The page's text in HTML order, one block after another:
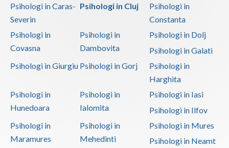
Psihologi in Caras-
Severin
Psihologi in Cluj
Psihologi in
Constanta
Psihologi in
Covasna
Psihologi in
Dambovita
Psihologi in Dolj
Psihologi in Galati
Psihologi in Giurgiu Psihologi in Gorj
Psihologi in
Harghita
Psihologi in
Hunedoara
Psihologi in
Ialomita
Psihologi in Iasi
Psihologi in Ilfov
Psihologi in
Maramures
Psihologi in
Mehedinti
Psihologi in Mures
Psihologi in Neamt